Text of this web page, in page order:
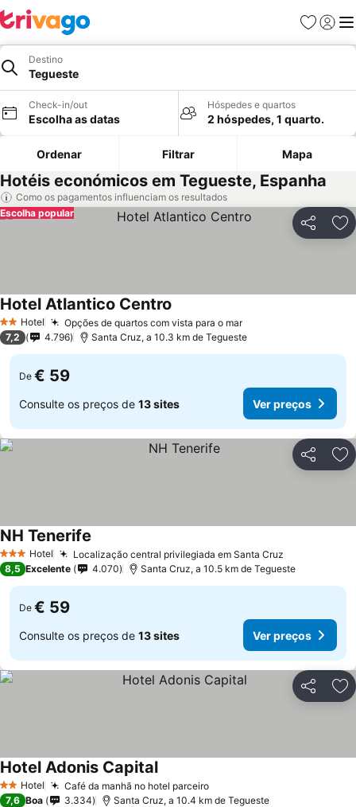
Favoritos
Iniciar
Destino
Tegueste
Check-in/out
Escolha as datas
Hóspedes e quartos
2 hóspedes, 1 quarto.
Ordenar Filtrar Mapa
Hotéis económicos em Tegueste, Espanha
Como os pagamentos influenciam os resultados
Partilhar
Escolha popular
2 Estrelas
Hotel Opções de quartos com vista para o mar
Hotel Atlantico Centro
7,2 4.796 Santa Cruz, a 10.3 km de Tegueste
De € 59
Consulte os preços de 13 sites Ver preços
Partilhar
3 EstrelasHotel Localização central privilegiada em Santa Cruz
NH Tenerife
8,5 Excelente 4.070 Santa Cruz, a 10.5 km de Tegueste
De € 59
Consulte os preços de 13 sites Ver preços
Partilhar
2 Estrelas
Hotel Café da manhã no hotel parceiro
Hotel Adonis Capital
7,6 Boa 3.334 Santa Cruz, a 10.4 km de Tegueste